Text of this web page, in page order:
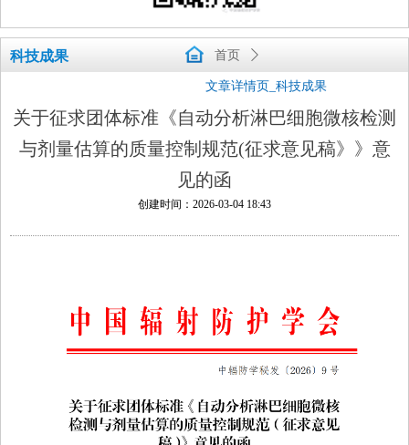
科技成果 首页 ꄲ
文章详情页_科技成果
关于征求团体标准《自动分析淋巴细胞微核检测
与剂量估算的质量控制规范(征求意见稿》》意
见的函
创建时间： 2026-03-04 18:43